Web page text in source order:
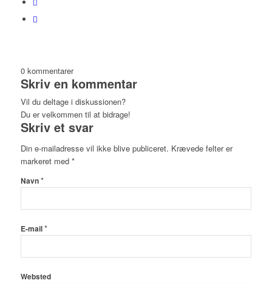
0 kommentarer
Skriv en kommentar
Vil du deltage i diskussionen?
Du er velkommen til at bidrage!
Skriv et svar
Din e-mailadresse vil ikke blive publiceret. Krævede felter er
markeret med *
Navn*
E-mail*
Websted